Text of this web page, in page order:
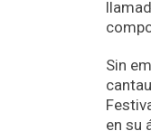
Sin
en su